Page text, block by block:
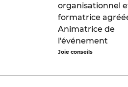
organisationnel
formatrice
Animatrice de
l'événement
Joie conseils